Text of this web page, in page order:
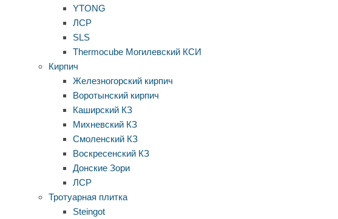
YTONG
ЛСР
SLS
Thermocube Могилевский КСИ
Кирпич
Железногорский кирпич
Воротынский кирпич
Каширский КЗ
Михневский КЗ
Смоленский КЗ
Воскресенский КЗ
Донские Зори
ЛСР
Тротуарная плитка
Steingot